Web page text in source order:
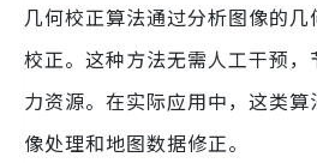
几何校正算法通过分析图像的
校正。这种方法无需人工干预
力资源。在实际应用中，这类
像处理和地图数据修正。